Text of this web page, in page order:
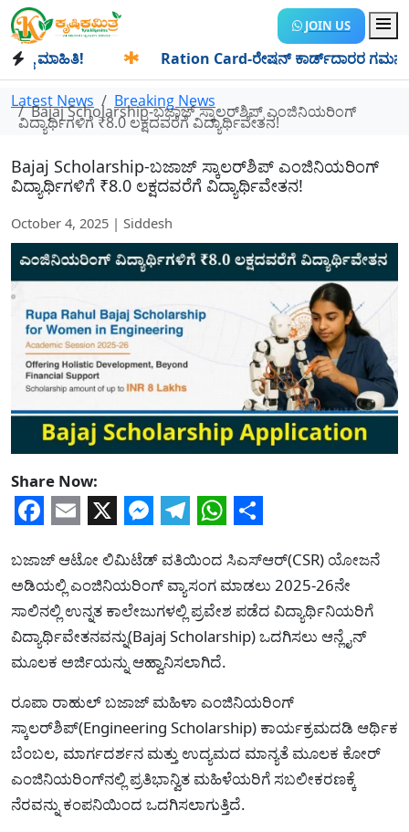
JOIN US
ಮಾಹಿತಿ! Ration Card-ರೇಷನ್ ಕಾರ್ಡ್‍ದಾರರ ಗಮನಕ್ಕೆ:
Latest News Breaking News
Bajaj Scholarship-ಬಜಾಜ್ ಸ್ಕಾಲರ್‌ಶಿಪ್ ಎಂಜಿನಿಯರಿಂಗ್
ವಿದ್ಯಾರ್ಥಿಗಳಿಗೆ ₹8.0 ಲಕ್ಷದವರೆಗೆ ವಿದ್ಯಾರ್ಥಿವೇತನ!
Bajaj Scholarship-ಬಜಾಜ್ ಸ್ಕಾಲರ್‌ಶಿಪ್ ಎಂಜಿನಿಯರಿಂಗ್
ವಿದ್ಯಾರ್ಥಿಗಳಿಗೆ ₹8.0 ಲಕ್ಷದವರೆಗೆ ವಿದ್ಯಾರ್ಥಿವೇತನ!
October 4, 2025 | Siddesh
Share Now:
Facebook
Email
X Messenger
Telegram
WhatsApp
Share
ಬಜಾಜ್ ಆಟೋ ಲಿಮಿಟೆಡ್‌ ವತಿಯಿಂದ ಸಿಎಸ್‌ಆರ್(CSR) ಯೋಜನೆ
ಅಡಿಯಲ್ಲಿ ಎಂಜಿನಿಯರಿಂಗ್ ವ್ಯಾಸಂಗ ಮಾಡಲು 2025-26ನೇ
ಸಾಲಿನಲ್ಲಿ ಉನ್ನತ ಕಾಲೇಜುಗಳಲ್ಲಿ ಪ್ರವೇಶ ಪಡೆದ ವಿದ್ಯಾರ್ಥಿನಿಯರಿಗೆ
ವಿದ್ಯಾರ್ಥಿವೇತನವನ್ನು(Bajaj Scholarship) ಒದಗಿಸಲು ಆನ್ಲೈನ್
ಮೂಲಕ ಅರ್ಜಿಯನ್ನು ಆಹ್ವಾನಿಸಲಾಗಿದೆ.
ರೂಪಾ ರಾಹುಲ್ ಬಜಾಜ್ ಮಹಿಳಾ ಎಂಜಿನಿಯರಿಂಗ್
ಸ್ಕಾಲರ್‌ಶಿಪ್(Engineering Scholarship) ಕಾರ್ಯಕ್ರಮದಡಿ ಆರ್ಥಿಕ
ಬೆಂಬಲ, ಮಾರ್ಗದರ್ಶನ ಮತ್ತು ಉದ್ಯಮದ ಮಾನ್ಯತೆ ಮೂಲಕ ಕೋರ್
ಎಂಜಿನಿಯರಿಂಗ್‌ನಲ್ಲಿ ಪ್ರತಿಭಾನ್ವಿತ ಮಹಿಳೆಯರಿಗೆ ಸಬಲೀಕರಣಕ್ಕೆ
ನೆರವನ್ನು ಕಂಪನಿಯಿಂದ ಒದಗಿಸಲಾಗುತ್ತಿದೆ.